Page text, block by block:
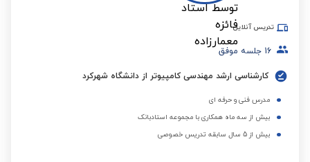
تدریس آنلاین
16 جلسه موفق
کارشناسی ارشد مهندسی کامپیوتر از دانشگاه شهرکرد
مدرس فنی و حرفه ای
بیش از سه ماه همکاری با مجموعه استادبانک
بیش از 5 سال سابقه تدریس خصوصی